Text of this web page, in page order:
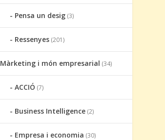
Pensa un desig (3)
Ressenyes (201)
Màrketing i món empresarial (34)
ACCIÓ (7)
Business Intelligence (2)
Empresa i economia (30)